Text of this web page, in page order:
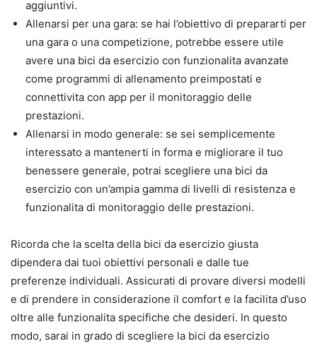
aggiuntivi.
Allenarsi per una gara: se hai l’obiettivo di prepararti per
una gara o una competizione, potrebbe essere utile
avere una bici da esercizio con funzionalita avanzate
come programmi di allenamento preimpostati e
connettivita con app per il monitoraggio delle
prestazioni.
Allenarsi in modo generale: se sei semplicemente
interessato a mantenerti in forma e migliorare il tuo
benessere generale, potrai scegliere una bici da
esercizio con un’ampia gamma di livelli di resistenza e
funzionalita di monitoraggio delle prestazioni.
Ricorda che la scelta della bici da esercizio giusta
dipendera dai tuoi obiettivi personali e dalle tue
preferenze individuali. Assicurati di provare diversi modelli
e di prendere in considerazione il comfort e la facilita d’uso
oltre alle funzionalita specifiche che desideri. In questo
modo, sarai in grado di scegliere la bici da esercizio